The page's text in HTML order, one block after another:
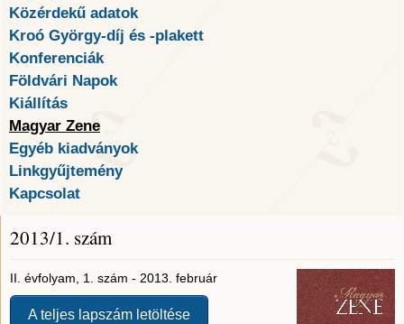
Közérdekű adatok
Kroó György-díj és -plakett
Konferenciák
Földvári Napok
Kiállítás
Magyar Zene
Egyéb kiadványok
Linkgyűjtemény
Kapcsolat
2013/1. szám
II. évfolyam, 1. szám - 2013. február
A teljes lapszám letöltése